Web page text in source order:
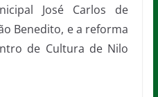
José Carlos de
Benedito, e a reforma
de Cultura de Nilo